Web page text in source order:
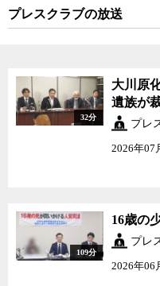
プレスクラブの放送
32分
大川原
遺族が
プレ
2026年07
109分
16歳の
プレ
2026年06